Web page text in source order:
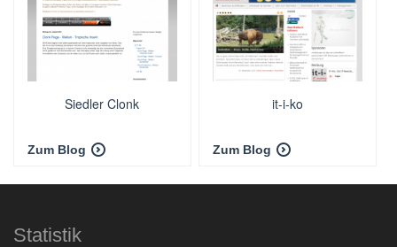
Siedler Clonk
Zum Blog
it-i-ko
Zum Blog
Statistik